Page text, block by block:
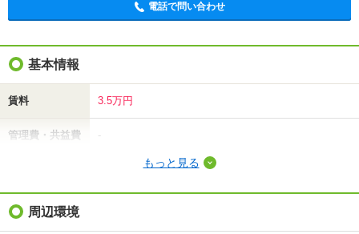
電話で問い合わせ
基本情報
賃料 3.5万円
管理費・共益費 -
礼金（敷引・償
却金）
もっと見る
周辺環境